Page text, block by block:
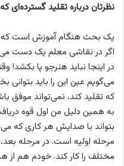
نظرتان درباره تقلید
یک بحث هنگام آموزش است که
اگر در نقاشی معلم یک دست
در اینجا نباید هنرجو پا
می‌گویم عین این را باید بتوانی
که تقلید کند، نمی‌تواند موفق
به همین دلیل من اول قوه
بتواند با صدایش هر کاری که
مرحله اولیه است. در مرحله
مختلف را کار کند. خودم هم از